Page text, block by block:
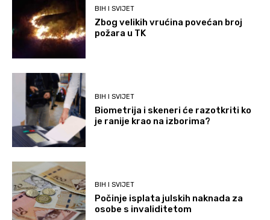
BIH I SVIJET
Zbog velikih vrućina povećan broj
požara u TK
BIH I SVIJET
Biometrija i skeneri će razotkriti ko
je ranije krao na izborima?
BIH I SVIJET
Počinje isplata julskih naknada za
osobe s invaliditetom